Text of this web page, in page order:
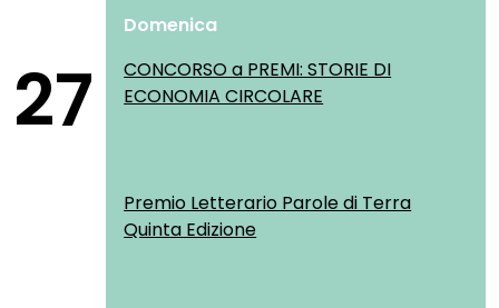
27
Domenica
CONCORSO a PREMI: STORIE DI
ECONOMIA CIRCOLARE
Premio Letterario Parole di Terra
Quinta Edizione